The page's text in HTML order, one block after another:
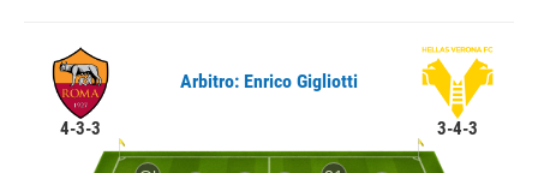
4-3-3
Arbitro: Enrico Gigliotti
3-4-3